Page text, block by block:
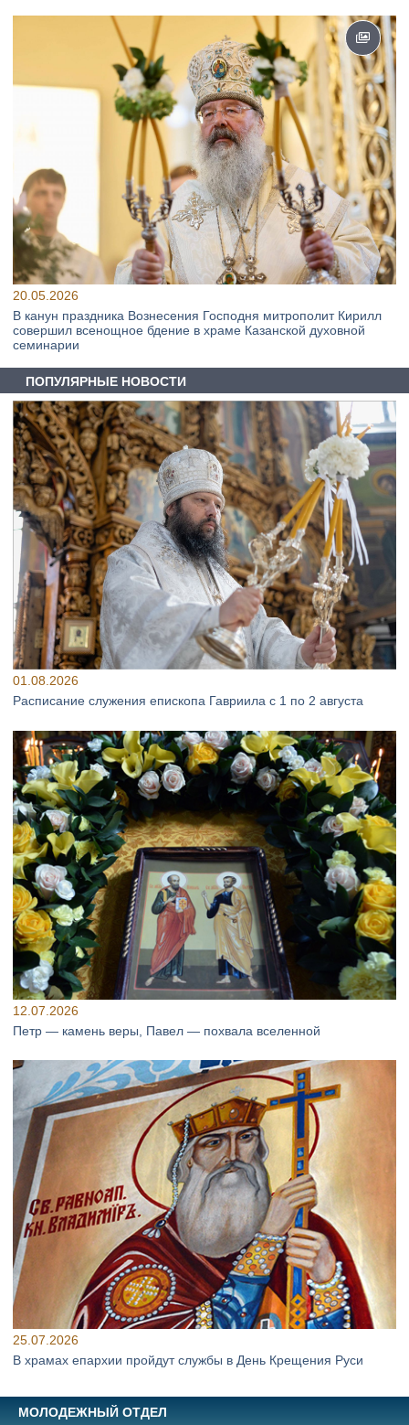
20.05.2026
В канун праздника Вознесения Господня митрополит Кирилл
совершил всенощное бдение в храме Казанской духовной
семинарии
ПОПУЛЯРНЫЕ НОВОСТИ
01.08.2026
Расписание служения епископа Гавриила с 1 по 2 августа
12.07.2026
Петр — камень веры, Павел — похвала вселенной
25.07.2026
В храмах епархии пройдут службы в День Крещения Руси
МОЛОДЕЖНЫЙ ОТДЕЛ